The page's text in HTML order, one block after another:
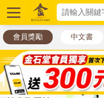
選擇分類
會員獎勵 中文書